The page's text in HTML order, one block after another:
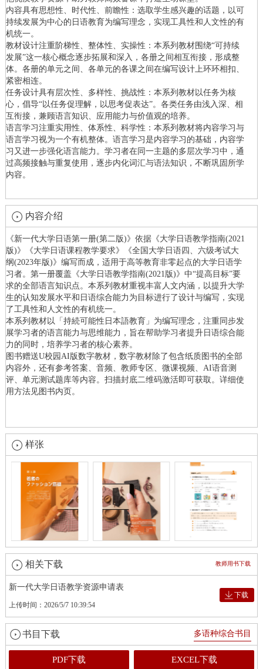
内容具有思想性、时代性、前瞻性：选取学生感兴趣的话题，以可
持续发展为中心的日语教育为编写理念，实现工具性和人文性的有
机统一。
教材设计注重阶梯性、整体性、实操性：本系列教材围绕“可持续
发展”这一核心概念逐步拓展和深入，各册之间相互衔接，形成整
体。各册的单元之间、各单元的各课之间在编写设计上环环相扣、
紧密相连。
任务设计具有层次性、多样性、挑战性：本系列教材以任务为核
心，倡导“以任务促理解，以思考促表达”。各类任务由浅入深、相
互衔接，兼顾语言知识、应用能力与价值观的培养。
语言学习注重实用性、体系性、科学性：本系列教材将内容学习与
语言学习视为一个有机整体。语言学习是内容学习的基础，内容学
习又进一步强化语言能力。学习者在同一主题的多层次学习中，通
过高频接触与重复使用，逐步内化词汇与语法知识，不断巩固所学
内容。
内容介绍
《新一代大学日语第一册(第二版)》依据《大学日语教学指南(2021
版)》《大学日语课程教学要求》《全国大学日语四、六级考试大
纲(2023年版)》编写而成，适用于高等教育非零起点的大学日语学
习者。第一册覆盖《大学日语教学指南(2021版)》中“提高目标”要
求的全部语言知识点。本系列教材重视丰富人文内涵，以提升大学
生的认知发展水平和日语综合能力为目标进行了设计与编写，实现
了工具性和人文性的有机统一。
本系列教材以「持続可能性日本語教育」为编写理念，注重同步发
展学习者的语言能力与思维能力，旨在帮助学习者提升日语综合能
力的同时，培养学习者的核心素养。
图书赠送U校园AI版数字教材，数字教材除了包含纸质图书的全部
内容外，还有参考答案、音频、教师专区、微课视频、AI语音测
评、单元测试题库等内容。扫描封底二维码激活即可获取。详细使
用方法见图书内页。
样张
相关下载 教师用书下载
新一代大学日语教学资源申请表
上传时间：2026/5/7 10:39:54
下载
书目下载 多语种综合书目
PDF下载 EXCEL下载